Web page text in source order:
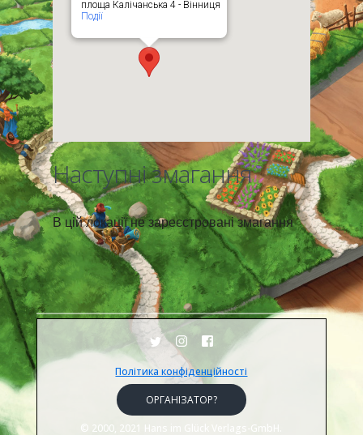
площа Калічанська 4 - Вінниця
Події
Наступні змагання
В цій локації не зареєстровані змагання
Політика конфіденційності
ОРГАНІЗАТОР?
© 2000, 2021 Hans im Glück Verlags-GmbH.